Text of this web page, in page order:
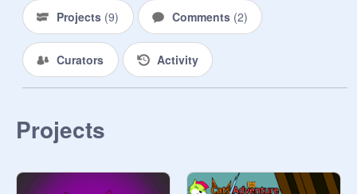
Projects (9) Comments (2)
Curators Activity
Projects